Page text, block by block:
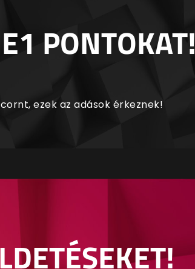
PONTOKAT!
ezek az adások érkeznek!